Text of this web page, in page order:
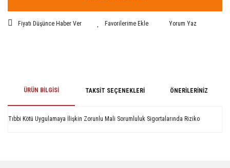
Fiyatı Düşünce Haber Ver Yorum Yaz
ÜRÜN BILGISI TAKSIT SEÇENEKLERI ÖNERILERINIZ
Tıbbi Kötü Uygulamaya İlişkin Zorunlu Mali Sorumluluk Sigortalarında Riziko